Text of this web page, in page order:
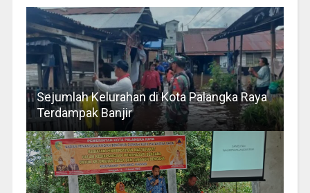
Sejumlah Kelurahan di Kota Palangka Raya
Terdampak Banjir